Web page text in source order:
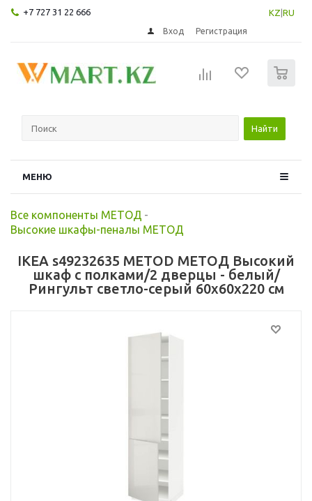
+7 727 31 22 666 KZ RU
Вход Регистрация
Найти
МЕНЮ
Все компоненты МЕТОД -
Высокие шкафы-пеналы МЕТОД
IKEA s49232635 METOD МЕТОД Высокий
шкаф с полками/2 дверцы - белый/
Рингульт светло-серый 60x60x220 см